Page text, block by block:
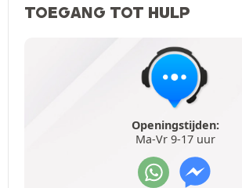
TOEGANG TOT HULP
Openingstijden:
Ma-Vr 9-17 uur